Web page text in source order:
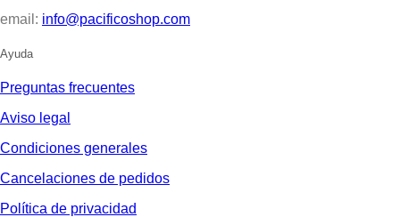
email: info@pacificoshop.com
Ayuda
Preguntas frecuentes
Aviso legal
Condiciones generales
Cancelaciones de pedidos
Política de privacidad